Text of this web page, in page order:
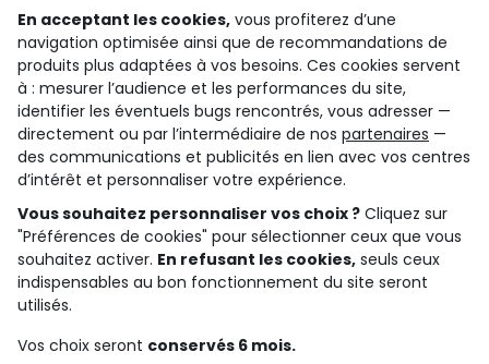
qui sommes-nous ?
besoin d'aide ?
le club fidélité
notre catalogue
Conditions générales de ventes et d'utilisation
Conditions d’utilisation des réseaux sociaux
Politique de confidentialité
Cookies et données personnelles
En acceptant les cookies, vous profiterez d’une
navigation optimisée ainsi que de recommandations de
produits plus adaptées à vos besoins. Ces cookies servent
à : mesurer l’audience et les performances du site,
identifier les éventuels bugs rencontrés, vous adresser —
directement ou par l’intermédiaire de nos partenaires —
des communications et publicités en lien avec vos centres
d’intérêt et personnaliser votre expérience.
Vous souhaitez personnaliser vos choix ? Cliquez sur
"Préférences de cookies" pour sélectionner ceux que vous
souhaitez activer. En refusant les cookies, seuls ceux
indispensables au bon fonctionnement du site seront
utilisés.
Vos choix seront conservés 6 mois.